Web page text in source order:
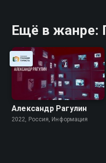
Ещё в жанре:
Александр Рагулин
2022, Россия, Информация